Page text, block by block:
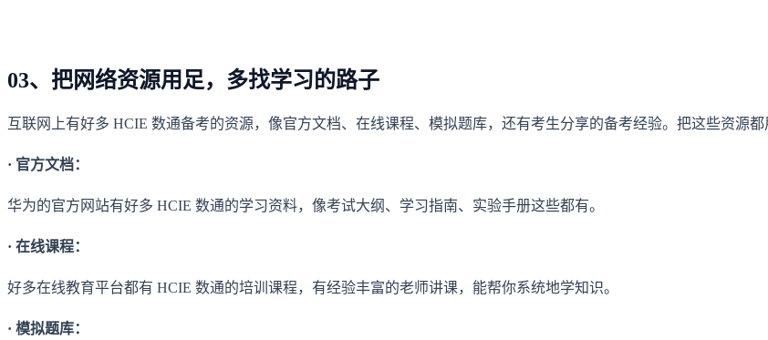
03、把网络资源用足，多找学习的路子
互联网上有好多 HCIE 数通备考的资源，像官方文档、在线课程、模拟题库，还有考生分享的备考经验。把这些资源
· 官方文档：
华为的官方网站有好多 HCIE 数通的学习资料，像考试大纲、学习指南、实验手册这些都有。
· 在线课程：
好多在线教育平台都有 HCIE 数通的培训课程，有经验丰富的老师讲课，能帮你系统地学知识。
· 模拟题库：